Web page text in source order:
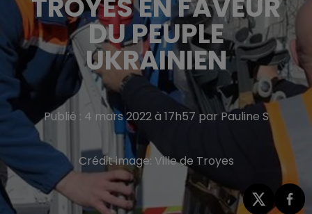
DU PEUPLE
UKRAINIEN
Publié : 4 mars 2022 à 17h57 par Pauline S
Crédit image: Ville de Troyes